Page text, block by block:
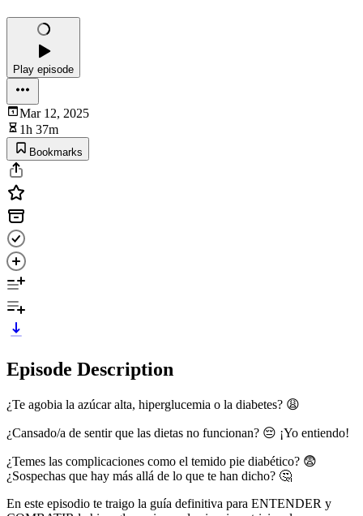
Play episode
Mar 12, 2025
1h 37m
Bookmarks
Episode Description
¿Te agobia la azúcar alta, hiperglucemia o la diabetes? 😩
¿Cansado/a de sentir que las dietas no funcionan? 😔 ¡Yo entiendo!
¿Temes las complicaciones como el temido pie diabético? 😨
¿Sospechas que hay más allá de lo que te han dicho? 🤔
En este episodio te traigo la guía definitiva para ENTENDER y